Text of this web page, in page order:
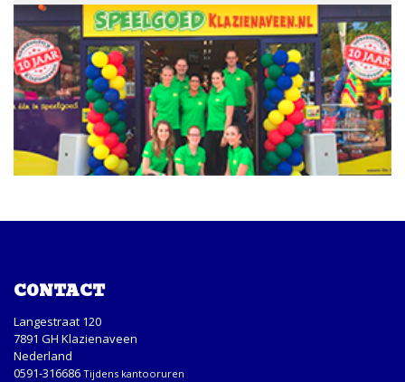
CONTACT
Langestraat 120
7891 GH Klazienaveen
Nederland
0591-316686 Tijdens kantooruren